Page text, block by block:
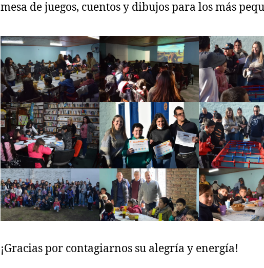
mesa de juegos, cuentos y dibujos para los más
¡Gracias por contagiarnos su alegría y energía!